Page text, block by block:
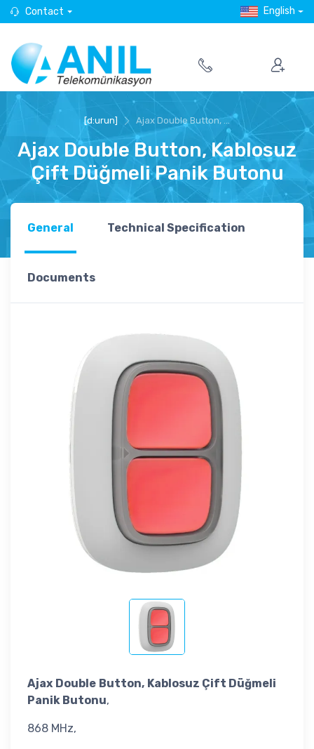
Contact English
[d:urun] Ajax Double Button, ...
Ajax Double Button, Kablosuz
Çift Düğmeli Panik Butonu
General Technical Specification
Documents
Ajax Double Button, Kablosuz Çift Düğmeli
Panik Butonu,
868 MHz,